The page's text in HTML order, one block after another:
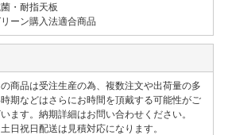
・耐指天板
ーン購入法適合商品
商品は受注生産の為、複数注文や出荷量の多
期などはさらにお時間を頂戴する可能性がご
ます。納期詳細はお問い合わせください。
日祝日配送は見積対応になります。